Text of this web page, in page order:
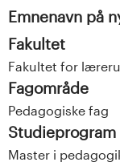
Emnenavn på
Fakultet
Fakultet for
Fagområde
Pedagogiske fag
Studieprogram
Master i